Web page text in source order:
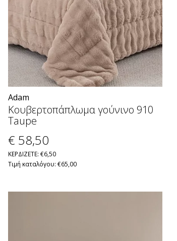
Adam
Κουβερτοπάπλωμα γούνινο 910
Taupe
€ 58,50
ΚΕΡΔΙΖΕΤΕ: €6,50
Τιμή καταλόγου: €65,00